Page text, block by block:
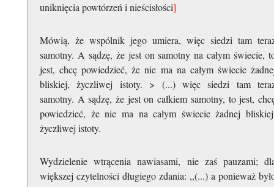
uniknięcia powtórzeń i nieścisłości]
Mówią, że wspólnik jego umiera, więc siedzi tam
samotny. A sądzę, że jest on samotny na całym świecie,
jest, chcę powiedzieć, że nie ma na całym świecie
bliskiej, życzliwej istoty. > (...) więc siedzi tam
samotny. A sądzę, że jest on całkiem samotny, to jest,
powiedzieć, że nie ma na całym świecie żadnej
życzliwej istoty.
Wydzielenie wtrącenia nawiasami, nie zaś pauzami;
większej czytelności długiego zdania: ,,(...) a ponieważ